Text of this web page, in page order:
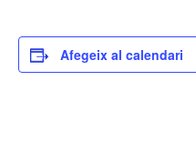
Afegeix al calendari